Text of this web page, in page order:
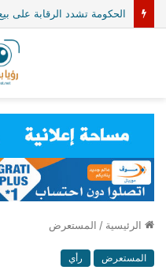
الرئيسية / المستعرض
المستعرض رأي